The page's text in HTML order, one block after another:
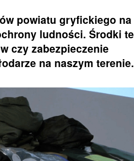
powiatu gryfickiego na
ludności. Środki te
czy zabezpieczenie
na naszym terenie.